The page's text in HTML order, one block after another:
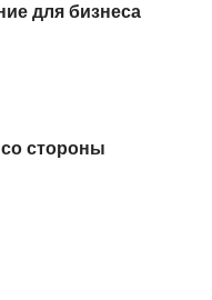
для бизнеса
стороны